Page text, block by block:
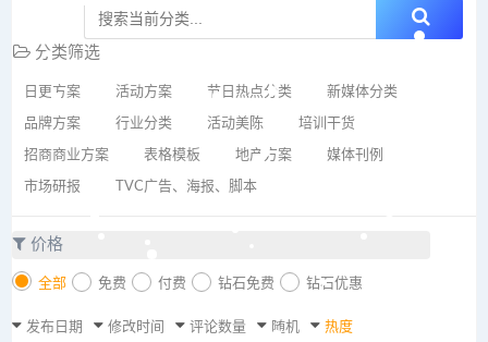
分类筛选
日更方案 活动方案 节日热点分类 新媒体分类
品牌方案 行业分类 活动美陈 培训干货
招商商业方案 表格模板 地产方案 媒体刊例
市场研报 TVC广告、海报、脚本
价格
全部 免费 付费 钻石免费 钻石优惠
发布日期 修改时间 评论数量 随机 热度